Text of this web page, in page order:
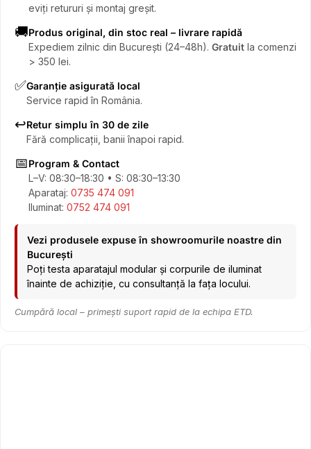
eviți retururi și montaj greșit.
🚚Produs original, din stoc real – livrare rapidă
Expediem zilnic din București (24–48h). Gratuit la comenzi
> 350 lei.
✅Garanție asigurată local
Service rapid în România.
↩️Retur simplu în 30 de zile
Fără complicații, banii înapoi rapid.
📅Program & Contact
L–V: 08:30–18:30 • S: 08:30–13:30
Aparataj: 0735 474 091
Iluminat: 0752 474 091
Vezi produsele expuse în showroomurile noastre din
București
Poți testa aparatajul modular și corpurile de iluminat
înainte de achiziție, cu consultanță la fața locului.
Cumpără local – primești suport rapid de la echipa ETD.